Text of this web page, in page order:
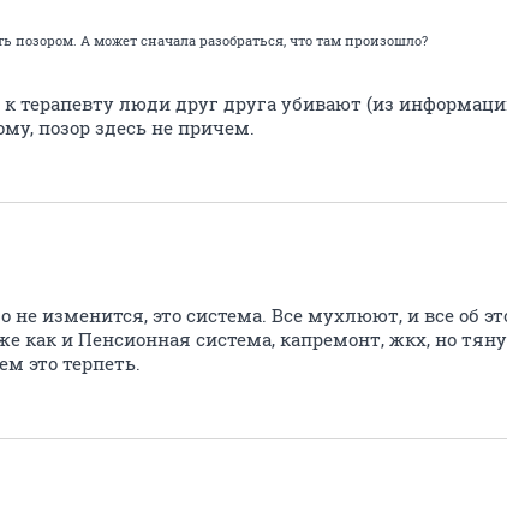
позором. А может сначала разобраться, что там произошло?
терапевту люди друг друга убивают (из
позор здесь не причем.
не изменится, это система. Все мухлюют, и все об
как и Пенсионная система, капремонт, жкх, но
это терпеть.